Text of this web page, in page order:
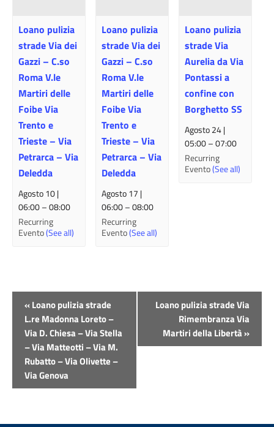
Loano pulizia
strade Via dei
Gazzi – C.so
Roma V.le
Martiri delle
Foibe Via
Trento e
Trieste – Via
Petrarca – Via
Deledda
Agosto 10 |
06:00–08:00
Recurring
Evento(See all)
Loano pulizia
strade Via dei
Gazzi – C.so
Roma V.le
Martiri delle
Foibe Via
Trento e
Trieste – Via
Petrarca – Via
Deledda
Agosto 17 |
06:00–08:00
Recurring
Evento(See all)
Loano pulizia
strade Via
Aurelia da Via
Pontassi a
confine con
Borghetto SS
Agosto 24 |
05:00–07:00
Recurring
Evento(See all)
Evento
Navigazione
«Loano pulizia strade
L.re Madonna Loreto –
Via D. Chiesa – Via Stella
– Via Matteotti – Via M.
Rubatto – Via Olivette –
Via Genova
Loano pulizia strade Via
Rimembranza Via
Martiri della Libertà»